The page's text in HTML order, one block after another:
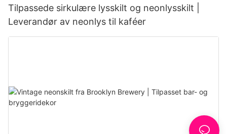
Tilpassede sirkulære lysskilt og neonlysskilt |
Leverandør av neonlys til kaféer